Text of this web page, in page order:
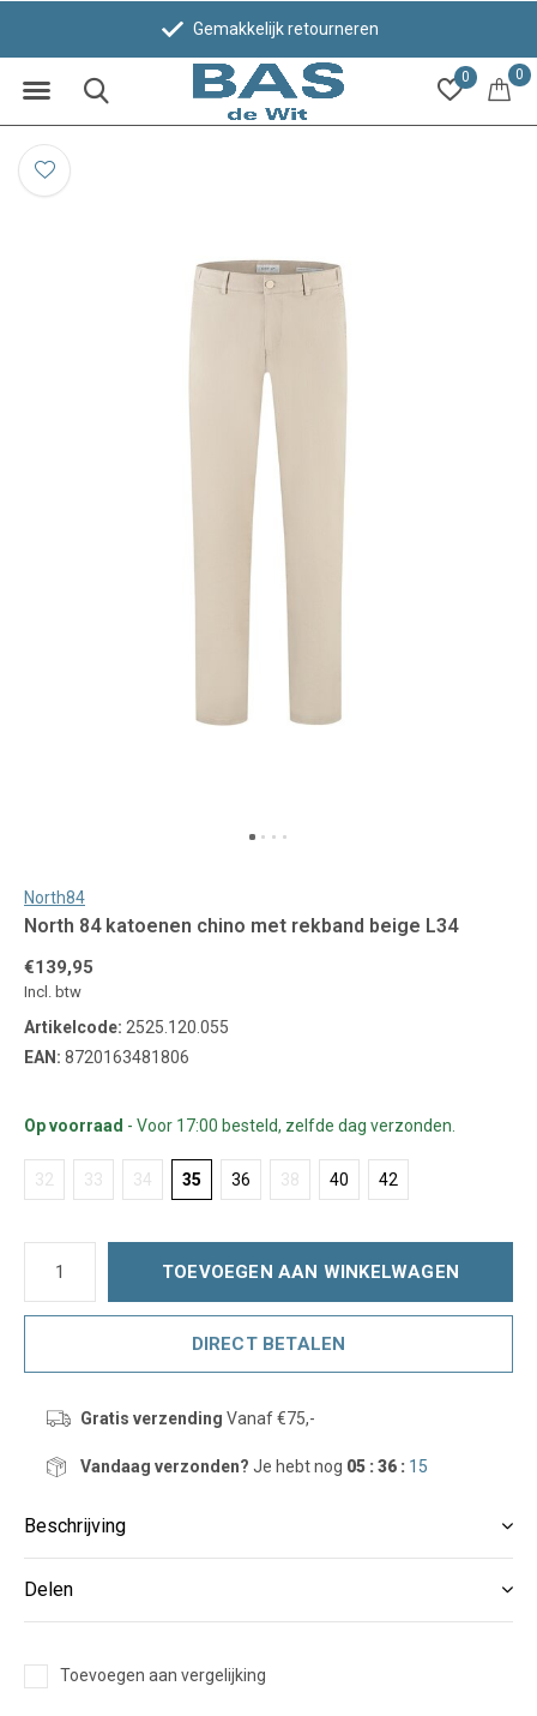
0 0
Gemakkelijk retourneren
North84
North 84 katoenen chino met rekband beige L34
€139,95
Incl. btw
Artikelcode: 2525.120.055
EAN: 8720163481806
Op voorraad - Voor 17:00 besteld, zelfde dag verzonden.
32 33 34 35 36 38 40 42
TOEVOEGEN AAN WINKELWAGEN
DIRECT BETALEN
Gratis verzending Vanaf €75,-
Vandaag verzonden? Je hebt nog 05 : 36 : 15
Beschrijving
Delen
Toevoegen aan vergelijking